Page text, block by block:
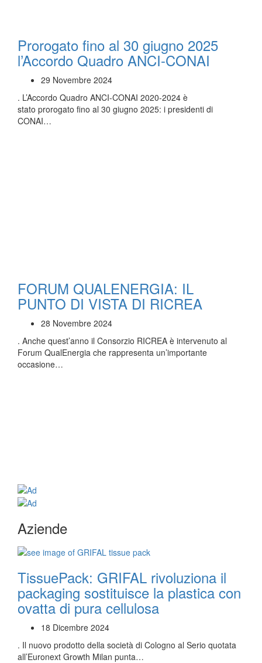
Prorogato fino al 30 giugno 2025
l’Accordo Quadro ANCI-CONAI
29 Novembre 2024
. L’Accordo Quadro ANCI-CONAI 2020-2024 è
stato prorogato fino al 30 giugno 2025: i presidenti di
CONAI…
FORUM QUALENERGIA: IL
PUNTO DI VISTA DI RICREA
28 Novembre 2024
. Anche quest’anno il Consorzio RICREA è intervenuto al
Forum QualEnergia che rappresenta un’importante
occasione…
Aziende
TissuePack: GRIFAL rivoluziona il
packaging sostituisce la plastica con
ovatta di pura cellulosa
18 Dicembre 2024
. Il nuovo prodotto della società di Cologno al Serio quotata
all’Euronext Growth Milan punta…